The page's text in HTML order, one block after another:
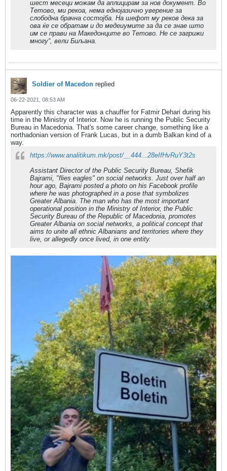
шест месеци можам да аплицирам за нов документ. Во
Тетово, ми рекоа, нема еднојазично уверение за
слободна брачна состојба. На шефот му реков дека за
ова ќе се обратам и до медеиумите за да се знае што
им се прави на Македонците во Тетово. Не се загрижи
многу“, вели Биљана.
Soldier of Macedon replied
06-22-2021, 08:53 AM
Apparently this character was a chauffer for Fatmir Dehari during his
time in the Ministry of Interior. Now he is running the Public Security
Bureau in Macedonia. That's some career change, something like a
northadonian version of Frank Lucas, but in a dumb Balkan kind of a
way.
https://www.analitikum.mk/post/__444...28eIfHvRuY3t2s
Assistant Director of the Public Security Bureau, Shefik
Bajrami, "flies eagles" on social networks. Just over half an
hour ago, Bajrami posted a photo on his Facebook profile
where he was photographed in a pose that symbolizes
Greater Albania. The man who has the most important
operational position in the Ministry of Interior, the Public
Security Bureau of the Republic of Macedonia, promotes
Greater Albania on social networks, a political concept that
aims to unite all ethnic Albanians and territories where they
live, or allegedly once lived, in one entity.